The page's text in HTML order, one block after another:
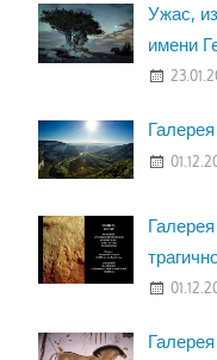
Ужас,
имени